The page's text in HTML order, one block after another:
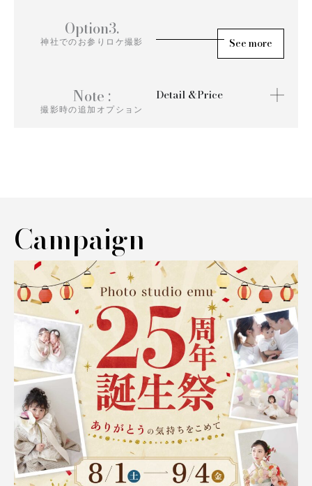
Option3.
神社でのお参りロケ撮影 See more
Note :
撮影時の追加オプション
Detail &Price
Campaign